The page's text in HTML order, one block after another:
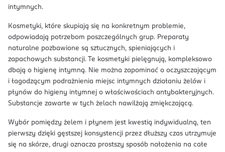
intymnych.
Kosmetyki, które skupiają się na konkretnym problemie,
odpowiadają potrzebom poszczególnych grup. Preparaty
naturalne pozbawione są sztucznych, spieniających i
zapachowych substancji. Te kosmetyki pielęgnują, kompleksowo
dbają o higienę intymną. Nie można zapominać o oczyszczającym
i łagodzącym podrażnienia miejsc intymnych działaniu żelów i
płynów do higieny intymnej o właściwościach antybakteryjnych.
Substancje zawarte w tych żelach nawilżają zmiękczającą.
Wybór pomiędzy żelem i płynem jest kwestią indywidualną, ten
pierwszy dzięki gęstszej konsystencji przez dłuższy czas utrzymuje
się na skórze, drugi oznacza prostszy sposób nałożenia na całe